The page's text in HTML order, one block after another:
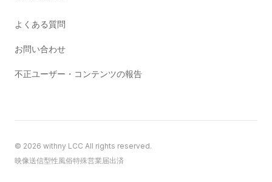
よくある質問
お問い合わせ
不正ユーザー・コンテンツの報告
© 2026 withny LCC All rights reserved.
映像送信型性風俗特殊営業届出済